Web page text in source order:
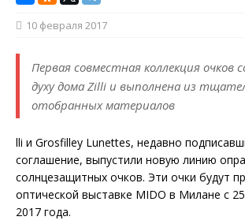
10 февраля 2017
Первая совместная коллекция
духу дома Zilli и выполнена из
отобранных материалов
lli и Grosfilley Lunettes, недавно
соглашение, выпустили новую линию
солнцезащитных очков. Эти очки будут
оптической выставке MIDO в Милане с
2017 года.